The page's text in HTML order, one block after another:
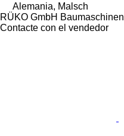
Alemania, Malsch
RÜKO GmbH Baumaschinen
Contacte con el vendedor